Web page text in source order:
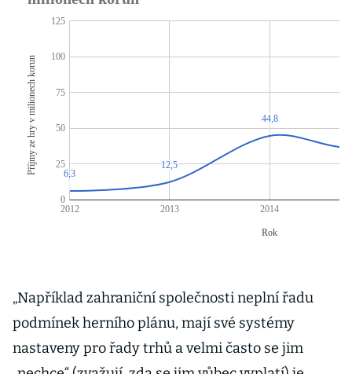
„Například zahraniční společnosti neplní řadu
podmínek herního plánu, mají své systémy
nastaveny pro řady trhů a velmi často se jim